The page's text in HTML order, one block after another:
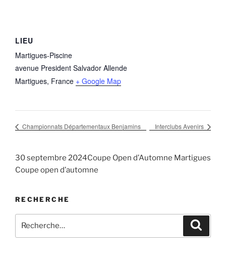
LIEU
Martigues-Piscine
avenue President Salvador Allende
Martigues, France + Google Map
Championnats Départementaux Benjamins Interclubs Avenirs
30 septembre 2024Coupe Open d’Automne Martigues
Coupe open d’automne
RECHERCHE
pour